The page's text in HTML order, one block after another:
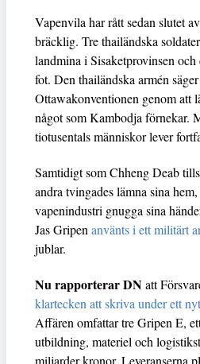
Vapenvila har rått sedan slutet
bräcklig. Tre thailändska soldater
landmina i Sisaketprovinsen
fot. Den thailändska armén
Ottawakonventionen genom att
något som Kambodja förnekar.
tiotusentals människor lever
Samtidigt som Chheng Deab
andra tvingades lämna sina
vapenindustri gnugga sina
Jas Gripen använts i ett militärt
jublar.
Nu rapporterar DNatt
klartecken att skriva under ett
Affären omfattar tre Gripen E,
utbildning, materiel och
miljarder kronor. Leveranserna